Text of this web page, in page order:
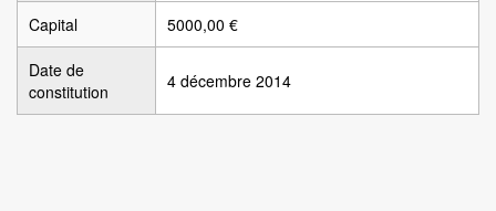
Capital 5000,00 €
Date de
constitution
4 décembre 2014